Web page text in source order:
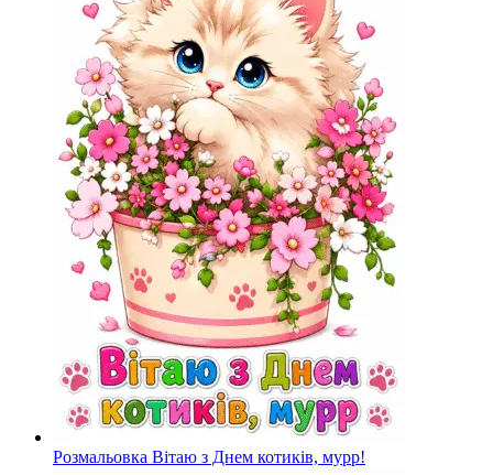
Розмальовка Вітаю з Днем котиків, мурр!